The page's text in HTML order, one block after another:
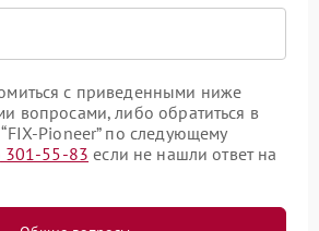
с приведенными ниже
вопросами, либо обратиться в
Pioneer” по следующему
301-55-83 если не нашли ответ на